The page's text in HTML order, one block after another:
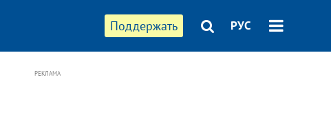
Поддержать РУС
РЕКЛАМА